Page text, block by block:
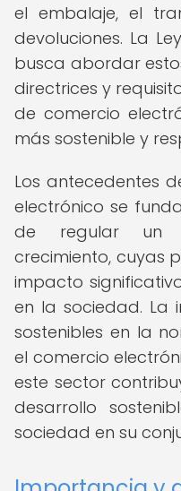
el embalaje, el
devoluciones. La
busca abordar
directrices y
de comercio
más sostenible y
Los antecedentes
electrónico se
de regular un
crecimiento, cuyas
impacto
en la sociedad. La
sostenibles en la
el comercio
este sector
desarrollo
sociedad en su